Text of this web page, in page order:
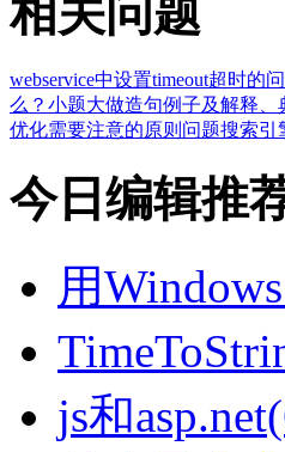
相关问题
webservice中设置timeout超时的
么？小题大做造句例子及解释、
优化需要注意的原则问题搜索引
今日编辑推
用
js和